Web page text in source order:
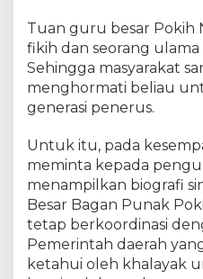
a
m
G
u
e
s
a
r
B
a
g
Tuan guru besar Pokih
fikih dan seorang
Sehingga masyarakat
menghormati beliau
generasi penerus.
Untuk itu, pada
meminta kepada
menampilkan biografi
Besar Bagan Punak
tetap berkoordinasi
Pemerintah daerah
ketahui oleh khalayak